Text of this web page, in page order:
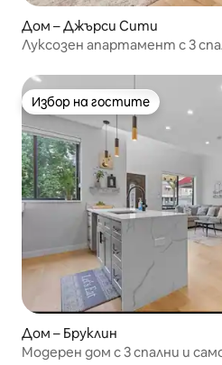
Дом – Джърси Сити
Луксозен апартамент с 3
Избор на гостите
Избор на гостите
Дом – Бруклин
Модерен дом с 3 спални и